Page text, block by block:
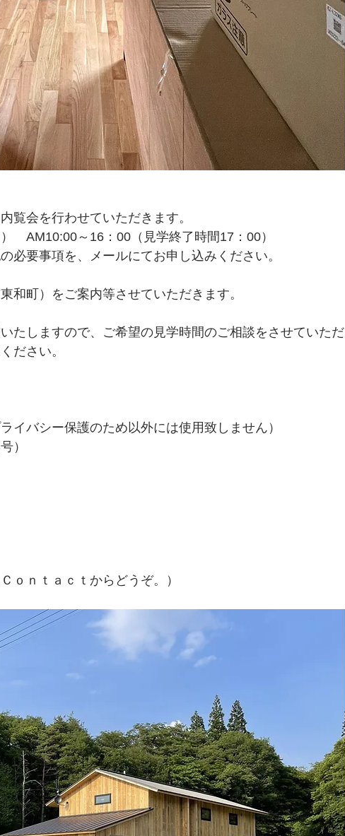
覧会を行わせていただきます。
　AM10:00～16：00（見学終了時間17：00）
必要事項を、メールにてお申し込みください。
和町）をご案内等させていただきます。
たしますので、ご希望の見学時間のご相談をさせていただ
ださい。
イバシー保護のため以外には使用致しません）
）
ｏｎｔａｃｔからどうぞ。）